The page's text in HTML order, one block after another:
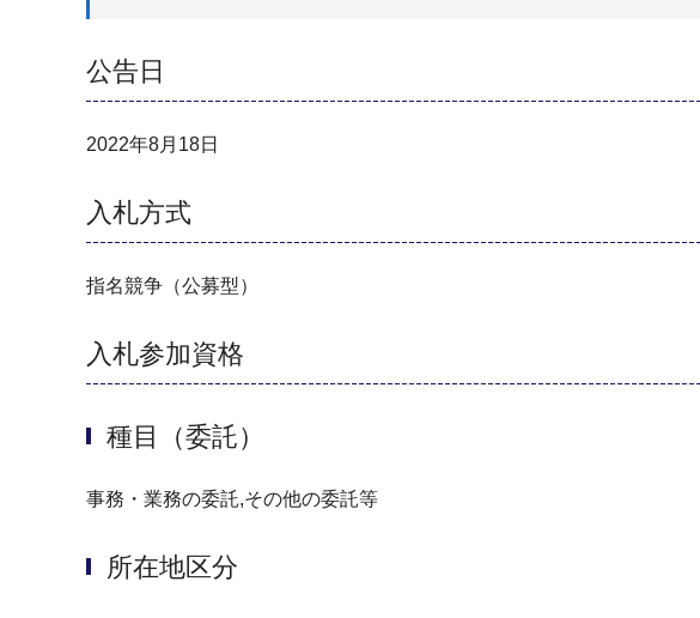
公告日
2022年8月18日
入札方式
指名競争（公募型）
入札参加資格
種目（委託）
事務・業務の委託,その他の委託等
所在地区分